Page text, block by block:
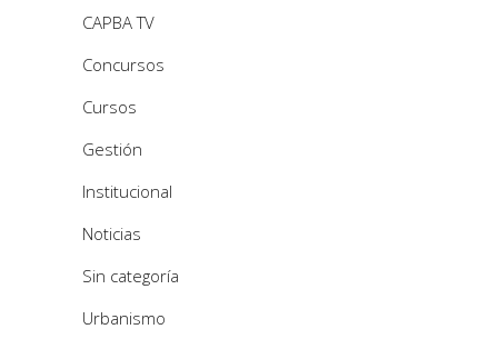
CAPBA TV
Concursos
Cursos
Gestión
Institucional
Noticias
Sin categoría
Urbanismo